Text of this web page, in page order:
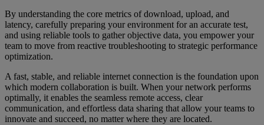
By understanding the core metrics of download, upload, and
latency, carefully preparing your environment for an accurate test,
and using reliable tools to gather objective data, you empower your
team to move from reactive troubleshooting to strategic performance
optimization.
A fast, stable, and reliable internet connection is the foundation upon
which modern collaboration is built. When your network performs
optimally, it enables the seamless remote access, clear
communication, and effortless data sharing that allow your teams to
innovate and succeed, no matter where they are located.